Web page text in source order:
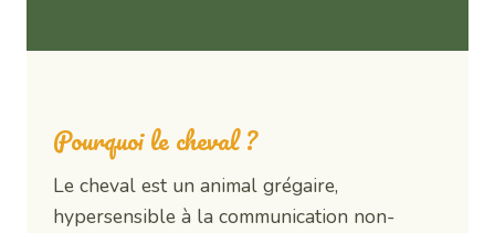
Pourquoi le cheval ?
Le cheval est un animal grégaire,
hypersensible à la communication non-